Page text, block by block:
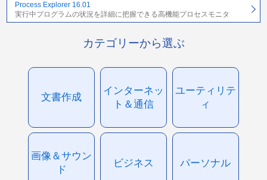
Process Explorer 16.01
実行中プログラムの状況を詳細に把握できる高機能プロセスモニタ
カテゴリーから選ぶ
文書作成
インターネッ
ト＆通信
ユーティリテ
ィ
画像＆サウン
ド
ビジネス パーソナル